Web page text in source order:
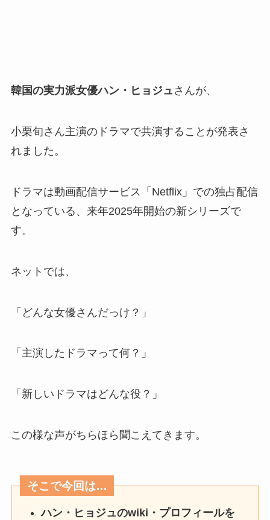
韓国の実力派女優ハン・ヒョジュさんが、
小栗旬さん主演のドラマで共演することが発表さ
れました。
ドラマは動画配信サービス「Netflix」での独占配信
となっている、来年2025年開始の新シリーズで
す。
ネットでは、
「どんな女優さんだっけ？」
「主演したドラマって何？」
「新しいドラマはどんな役？」
この様な声がちらほら聞こえてきます。
そこで今回は…
ハン・ヒョジュのwiki・プロフィールを